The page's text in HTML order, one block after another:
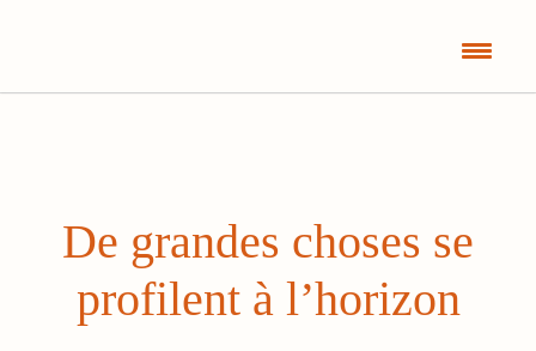
De grandes choses se
profilent à l’horizon